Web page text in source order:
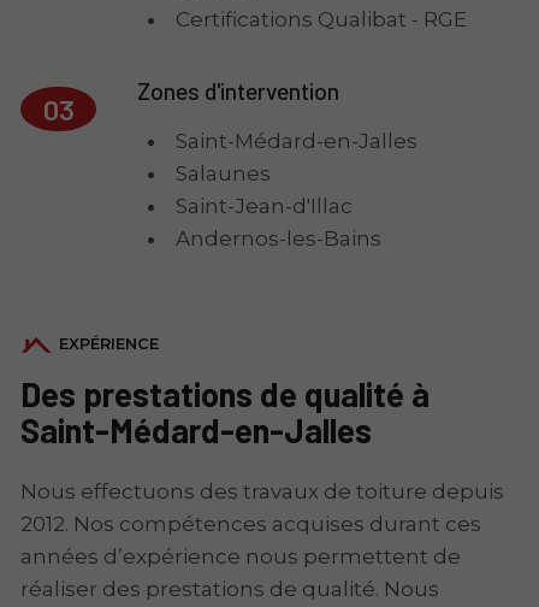
Certifications Qualibat - RGE
03
Zones d'intervention
Saint-Médard-en-Jalles
Salaunes
Saint-Jean-d'Illac
Andernos-les-Bains
EXPÉRIENCE
Des prestations de qualité à
Saint-Médard-en-Jalles
Nous effectuons des travaux de toiture depuis
2012. Nos compétences acquises durant ces
années d’expérience nous permettent de
réaliser des prestations de qualité. Nous